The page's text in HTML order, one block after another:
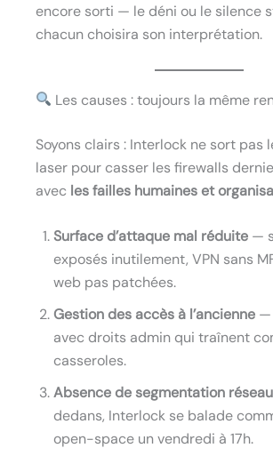
encore sorti — le déni ou le silence
chacun choisira son interprétation.
Les causes : toujours la même
Soyons clairs : Interlock ne sort pas
laser pour casser les firewalls
avec les failles humaines et
Surface d’attaque mal réduite —
exposés inutilement, VPN sans
web pas patchées.
Gestion des accès à l’ancienne —
avec droits admin qui traînent
casseroles.
Absence de segmentation réseau
dedans, Interlock se balade
open-space un vendredi à 17h.